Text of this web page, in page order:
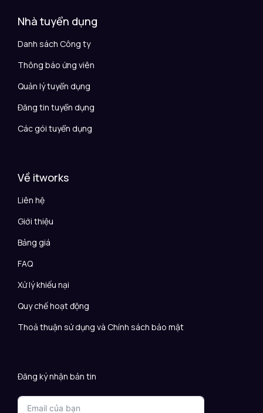
Nhà tuyển dụng
Danh sách Công ty
Thông báo ứng viên
Quản lý tuyển dụng
Đăng tin tuyển dụng
Các gói tuyển dụng
Về itworks
Liên hệ
Giới thiệu
Bảng giá
FAQ
Xử lý khiếu nại
Quy chế hoạt động
Thoả thuận sử dụng và Chính sách bảo mật
Đăng ký nhận bản tin